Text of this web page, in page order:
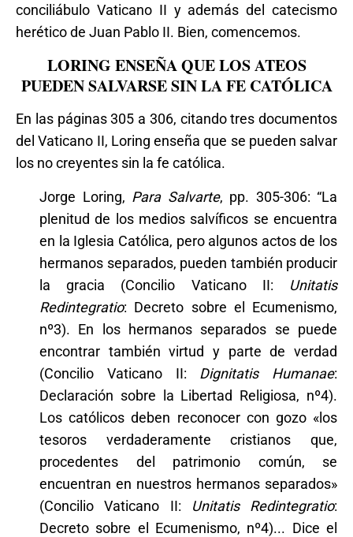
conciliábulo Vaticano II y además del catecismo
herético de Juan Pablo II. Bien, comencemos.
LORING ENSEÑA QUE LOS ATEOS
PUEDEN SALVARSE SIN LA FE CATÓLICA
En las páginas 305 a 306, citando tres documentos
del Vaticano II, Loring enseña que se pueden salvar
los no creyentes sin la fe católica.
Jorge Loring, Para Salvarte, pp. 305-306: “La
plenitud de los medios salvíficos se encuentra
en la Iglesia Católica, pero algunos actos de los
hermanos separados, pueden también producir
la gracia (Concilio Vaticano II: Unitatis
Redintegratio: Decreto sobre el Ecumenismo,
nº3). En los hermanos separados se puede
encontrar también virtud y parte de verdad
(Concilio Vaticano II: Dignitatis Humanae:
Declaración sobre la Libertad Religiosa, nº4).
Los católicos deben reconocer con gozo «los
tesoros verdaderamente cristianos que,
procedentes del patrimonio común, se
encuentran en nuestros hermanos separados»
(Concilio Vaticano II:
Unitatis Redintegratio:
Decreto sobre el Ecumenismo, nº4)... Dice el